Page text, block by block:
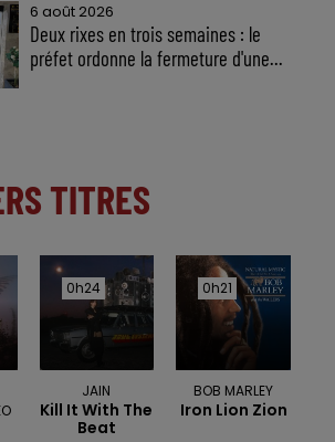
6 août 2026
Deux rixes en trois semaines : le
préfet ordonne la fermeture d'une...
TITRES
0h24
0h24
JAIN
Kill It With The
Beat
0h21
0h21
BOB MARLEY
Iron Lion Zion